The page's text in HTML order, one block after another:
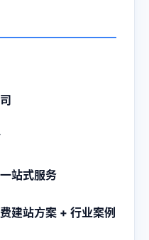
站式服务
建站方案 + 行业案例